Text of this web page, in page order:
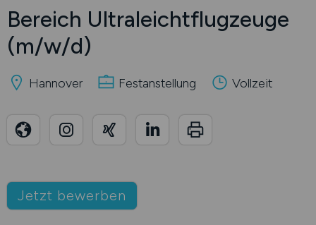
Bereich Ultraleichtflugzeuge
(m/w/d)
Hannover Festanstellung Vollzeit
Jetzt bewerben